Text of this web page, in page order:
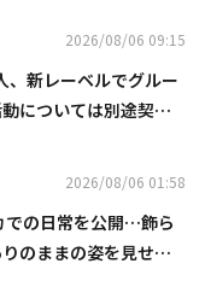
2026/08/06 09:15
、新レーベルでグルー
については別途契約
2026/08/06 01:58
での日常を公開…飾ら
のままの姿を見せた